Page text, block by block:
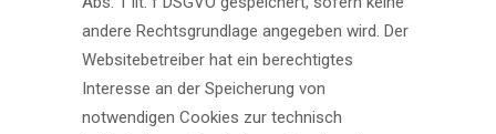
andere Rechtsgrundlage angegeben wird. Der
Websitebetreiber hat ein berechtigtes
Interesse an der Speicherung von
notwendigen Cookies zur technisch